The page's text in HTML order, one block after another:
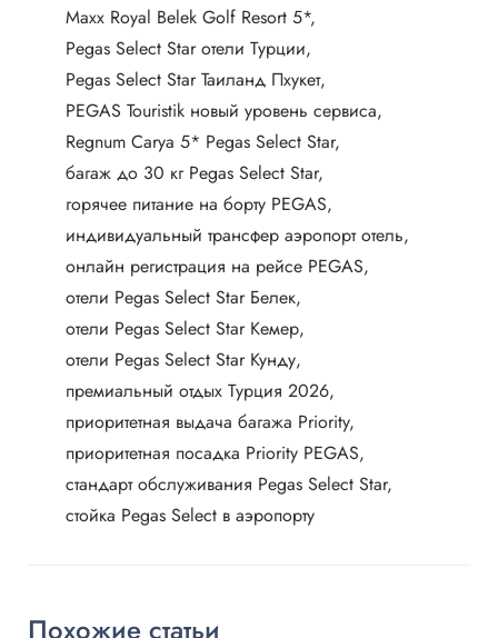
Maxx Royal Belek Golf Resort 5*
Pegas Select Star отели Турции
Pegas Select Star Таиланд Пхукет
PEGAS Touristik новый уровень сервиса
Regnum Carya 5* Pegas Select Star
багаж до 30 кг Pegas Select Star
горячее питание на борту PEGAS
индивидуальный трансфер аэропорт отель
онлайн регистрация на рейсе PEGAS
отели Pegas Select Star Белек
отели Pegas Select Star Кемер
отели Pegas Select Star Кунду
премиальный отдых Турция 2026
приоритетная выдача багажа Priority
приоритетная посадка Priority PEGAS
стандарт обслуживания Pegas Select Star
стойка Pegas Select в аэропорту
Похожие статьи